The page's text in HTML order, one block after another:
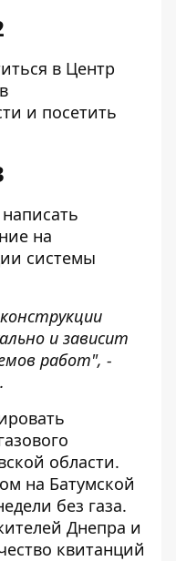
в Центр
и посетить
на
системы
и зависит
работ", -
области.
на Батумской
без газа.
Днепра и
квитанций